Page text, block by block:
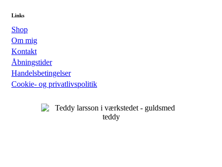
Links
Shop
Om mig
Kontakt
Åbningstider
Handelsbetingelser
Cookie- og privatlivspolitik